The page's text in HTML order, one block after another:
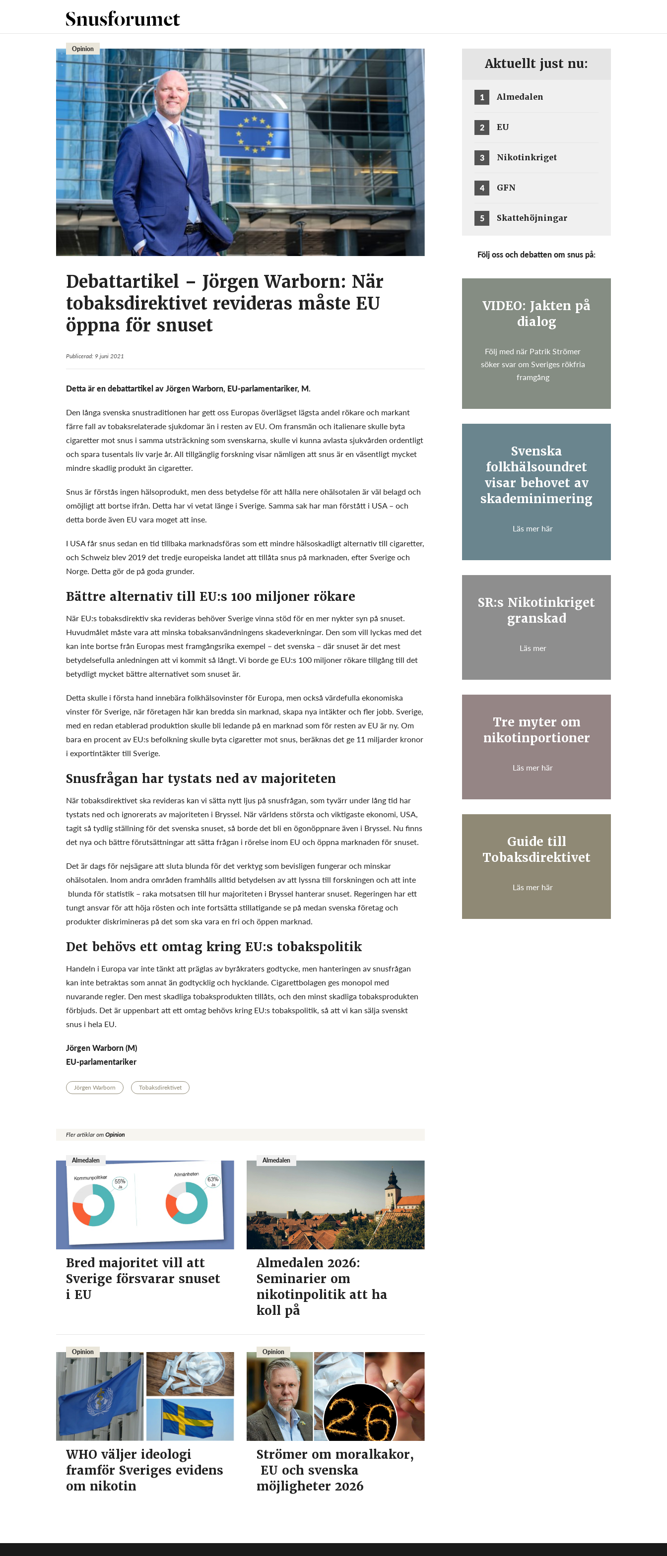
Opinion
Debattartikel – Jörgen Warborn: När
tobaksdirektivet revideras måste EU
öppna för snuset
Publicerad: 9 juni 2021
Detta är en debattartikel av Jörgen Warborn, EU-parlamentariker, M.
Den långa svenska snustraditionen har gett oss Europas överlägset lägsta andel rökare och markant
färre fall av tobaksrelaterade sjukdomar än i resten av EU. Om fransmän och italienare skulle byta
cigaretter mot snus i samma utsträckning som svenskarna, skulle vi kunna avlasta sjukvården ordentligt
och spara tusentals liv varje år. All tillgänglig forskning visar nämligen att snus är en väsentligt mycket
mindre skadlig produkt än cigaretter.
Snus är förstås ingen hälsoprodukt, men dess betydelse för att hålla nere ohälsotalen är väl belagd och
omöjligt att bortse ifrån. Detta har vi vetat länge i Sverige. Samma sak har man förstått i USA – och
detta borde även EU vara moget att inse.
I USA får snus sedan en tid tillbaka marknadsföras som ett mindre hälsoskadligt alternativ till cigaretter,
och Schweiz blev 2019 det tredje europeiska landet att tillåta snus på marknaden, efter Sverige och
Norge. Detta gör de på goda grunder.
Bättre alternativ till EU:s 100 miljoner rökare
När EU:s tobaksdirektiv ska revideras behöver Sverige vinna stöd för en mer nykter syn på snuset.
Huvudmålet måste vara att minska tobaksanvändningens skadeverkningar. Den som vill lyckas med det
kan inte bortse från Europas mest framgångsrika exempel – det svenska – där snuset är det mest
betydelsefulla anledningen att vi kommit så långt. Vi borde ge EU:s 100 miljoner rökare tillgång till det
betydligt mycket bättre alternativet som snuset är.
Detta skulle i första hand innebära folkhälsovinster för Europa, men också värdefulla ekonomiska
vinster för Sverige, när företagen här kan bredda sin marknad, skapa nya intäkter och fler jobb. Sverige,
med en redan etablerad produktion skulle bli ledande på en marknad som för resten av EU är ny. Om
bara en procent av EU:s befolkning skulle byta cigaretter mot snus, beräknas det ge 11 miljarder kronor
i exportintäkter till Sverige.
Snusfrågan har tystats ned av majoriteten
När tobaksdirektivet ska revideras kan vi sätta nytt ljus på snusfrågan, som tyvärr under lång tid har
tystats ned och ignorerats av majoriteten i Bryssel. När världens största och viktigaste ekonomi, USA,
tagit så tydlig ställning för det svenska snuset, så borde det bli en ögonöppnare även i Bryssel. Nu finns
det nya och bättre förutsättningar att sätta frågan i rörelse inom EU och öppna marknaden för snuset.
Det är dags för nejsägare att sluta blunda för det verktyg som bevisligen fungerar och minskar
ohälsotalen. Inom andra områden framhålls alltid betydelsen av att lyssna till forskningen och att inte
blunda för statistik – raka motsatsen till hur majoriteten i Bryssel hanterar snuset. Regeringen har ett
tungt ansvar för att höja rösten och inte fortsätta stillatigande se på medan svenska företag och
produkter diskrimineras på det som ska vara en fri och öppen marknad.
Det behövs ett omtag kring EU:s tobakspolitik
Handeln i Europa var inte tänkt att präglas av byråkraters godtycke, men hanteringen av snusfrågan
kan inte betraktas som annat än godtycklig och hycklande. Cigarettbolagen ges monopol med
nuvarande regler. Den mest skadliga tobaksprodukten tillåts, och den minst skadliga tobaksprodukten
förbjuds. Det är uppenbart att ett omtag behövs kring EU:s tobakspolitik, så att vi kan sälja svenskt
snus i hela EU.
Jörgen Warborn (M)
EU-parlamentariker
Jörgen Warborn Tobaksdirektivet
Fler artiklar omOpinion
Almedalen
Bred majoritet vill att
Sverige försvarar snuset
i EU
Almedalen
Almedalen 2026:
Seminarier om
nikotinpolitik att ha
koll på
Opinion
WHO väljer ideologi
framför Sveriges evidens
om nikotin
Opinion
Strömer om moralkakor,
EU och svenska
möjligheter 2026
Aktuellt just nu:
1 Almedalen
2 EU
3 Nikotinkriget
4 GFN
5 Skattehöjningar
Följ oss och debatten om snus på:
VIDEO: Jakten på
dialog
Följ med när Patrik Strömer
söker svar om Sveriges rökfria
framgång
Svenska
folkhälsoundret
visar behovet av
skademinimering
Läs mer här
SR:s Nikotinkriget
granskad
Läs mer
Tre myter om
nikotinportioner
Läs mer här
Guide till
Tobaksdirektivet
Läs mer här